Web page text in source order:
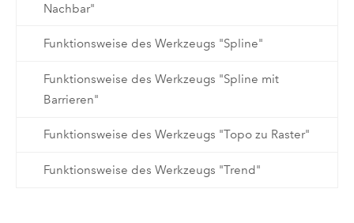
Nachbar"
Funktionsweise des Werkzeugs "Spline"
Funktionsweise des Werkzeugs "Spline mit
Barrieren"
Funktionsweise des Werkzeugs "Topo zu Raster"
Funktionsweise des Werkzeugs "Trend"